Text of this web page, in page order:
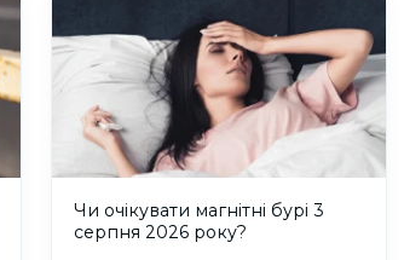
Чи очікувати магнітні бурі 3
серпня 2026 року?